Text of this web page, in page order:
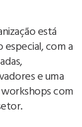
está
com a
e uma
com